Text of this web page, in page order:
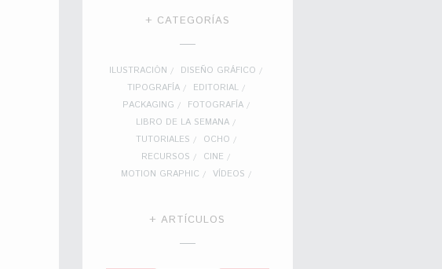
+ CATEGORÍAS
ILUSTRACIÓN
DISEÑO GRÁFICO
TIPOGRAFÍA
EDITORIAL
PACKAGING
FOTOGRAFÍA
LIBRO DE LA SEMANA
TUTORIALES
OCHO
RECURSOS
CINE
MOTION GRAPHIC
VÍDEOS
+ ARTÍCULOS